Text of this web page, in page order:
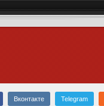
Вконтакте Telegram